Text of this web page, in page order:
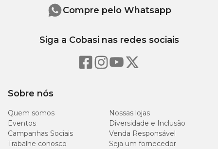
Sobre nós
Quem somos
Nossas lojas
Eventos
Diversidade e Inclusão
Campanhas Sociais
Venda Responsável
Trabalhe conosco
Seja um fornecedor
Compre pelo Whatsapp
Siga a Cobasi nas redes sociais